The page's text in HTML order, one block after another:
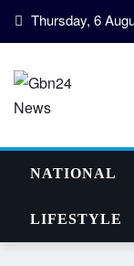
Skip Thursday, 6
NATIONAL
LIFESTYLE